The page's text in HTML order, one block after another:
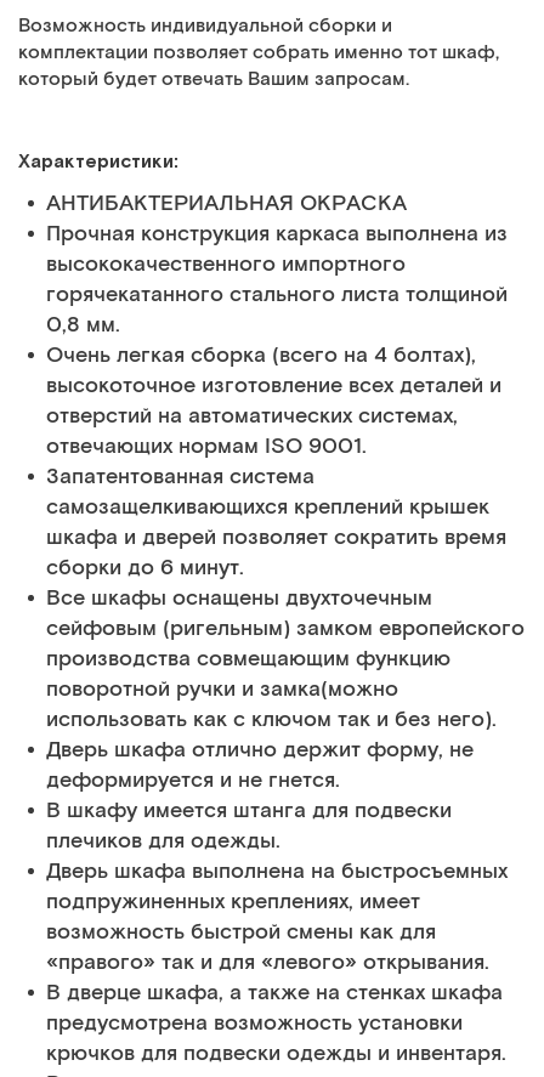
Возможность индивидуальной сборки и
комплектации позволяет собрать именно тот шкаф,
который будет отвечать Вашим запросам.
Характеристики:
АНТИБАКТЕРИАЛЬНАЯ ОКРАСКА
Прочная конструкция каркаса выполнена из
высококачественного импортного
горячекатанного стального листа толщиной
0,8 мм.
Очень легкая сборка (всего на 4 болтах),
высокоточное изготовление всех деталей и
отверстий на автоматических системах,
отвечающих нормам ISO 9001.
Запатентованная система
самозащелкивающихся креплений крышек
шкафа и дверей позволяет сократить время
сборки до 6 минут.
Все шкафы оснащены двухточечным
сейфовым (ригельным) замком европейского
производства совмещающим функцию
поворотной ручки и замка(можно
использовать как с ключом так и без него).
Дверь шкафа отлично держит форму, не
деформируется и не гнется.
В шкафу имеется штанга для подвески
плечиков для одежды.
Дверь шкафа выполнена на быстросъемных
подпружиненных креплениях, имеет
возможность быстрой смены как для
«правого» так и для «левого» открывания.
В дверце шкафа, а также на стенках шкафа
предусмотрена возможность установки
крючков для подвески одежды и инвентаря.